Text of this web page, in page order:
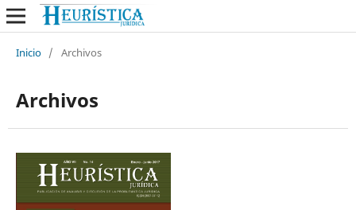
Inicio / Archivos
Archivos